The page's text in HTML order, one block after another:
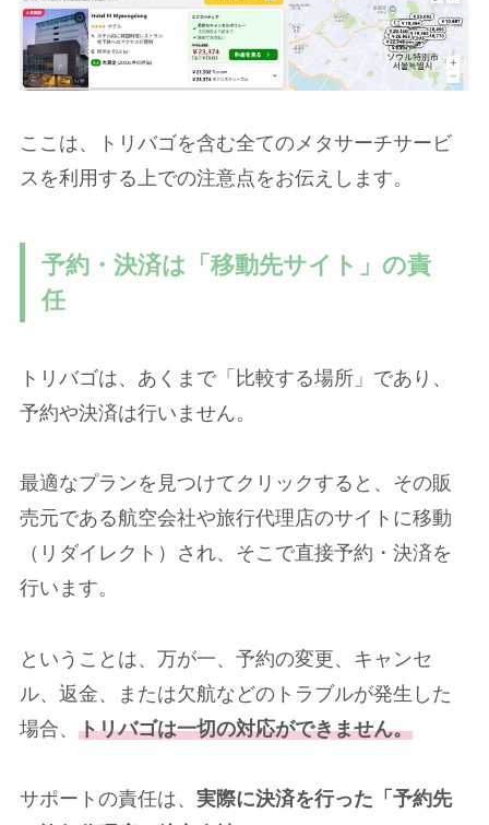
ここは、トリバゴを含む全てのメタサーチサービ
スを利用する上での注意点をお伝えします。
予約・決済は「移動先サイト」の責
任
トリバゴは、あくまで「比較する場所」であり、
予約や決済は行いません。
最適なプランを見つけてクリックすると、その販
売元である航空会社や旅行代理店のサイトに移動
（リダイレクト）され、そこで直接予約・決済を
行います。
ということは、万が一、予約の変更、キャンセ
ル、返金、または欠航などのトラブルが発生した
場合、 トリバゴは一切の対応ができません。
サポートの責任は、 実際に決済を行った「予約先